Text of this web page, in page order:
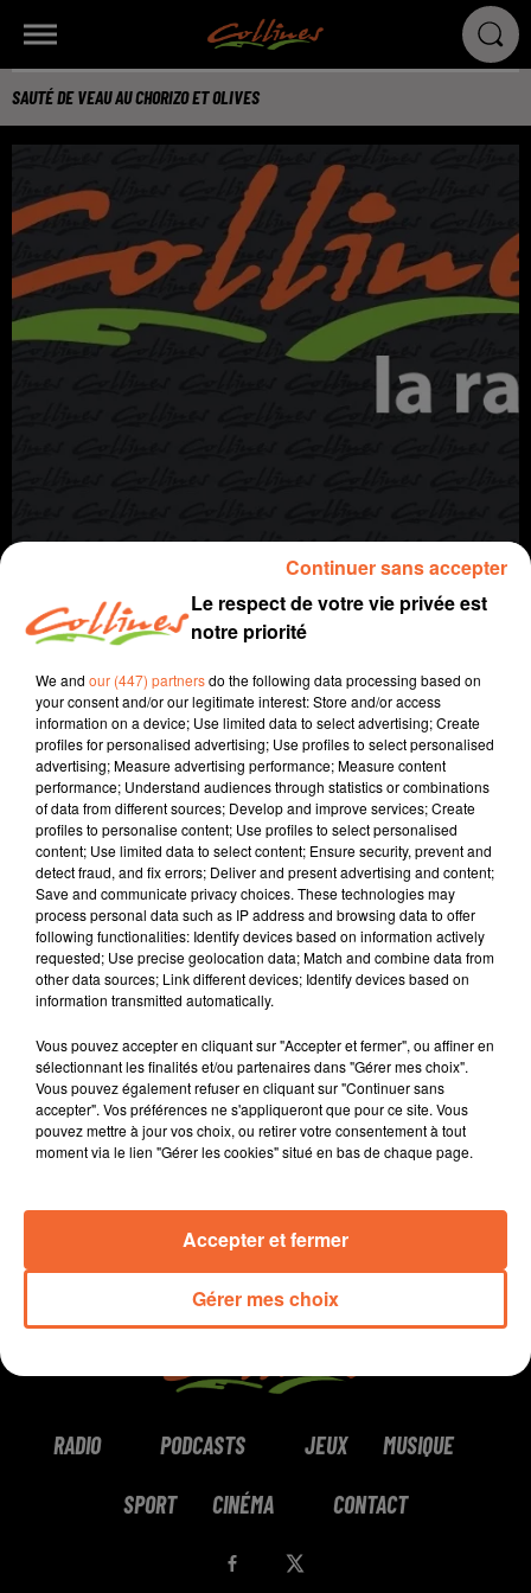
SAUTÉ DE VEAU AU CHORIZO ET OLIVES
recette cuisine
2 novembre 2024 - 5 min 17 sec
SAUTÉ DE VEAU AU CHORIZO ET OLIVES
Jacqueline Pinon
Qu'est-ce qu'on mange ?
Recette présentée par Hélène et Jacqueline.
0:00 5 min 17 sec
RADIO PODCASTS JEUX MUSIQUE
SPORT CINÉMA CONTACT
Le respect de votre vie privée est
notre priorité
We and our (447) partnersdo the following data processing based on
your consent and/or our legitimate interest: Store and/or access
information on a device; Use limited data to select advertising; Create
profiles for personalised advertising; Use profiles to select personalised
advertising; Measure advertising performance; Measure content
performance; Understand audiences through statistics or combinations
of data from different sources; Develop and improve services; Create
profiles to personalise content; Use profiles to select personalised
content; Use limited data to select content; Ensure security, prevent and
detect fraud, and fix errors; Deliver and present advertising and content;
Save and communicate privacy choices. These technologies may
process personal data such as IP address and browsing data to offer
following functionalities: Identify devices based on information actively
requested; Use precise geolocation data; Match and combine data from
other data sources; Link different devices; Identify devices based on
information transmitted automatically.
Vous pouvez accepter en cliquant sur "Accepter et fermer", ou affiner en
sélectionnant les finalités et/ou partenaires dans "Gérer mes choix".
Vous pouvez également refuser en cliquant sur "Continuer sans
accepter". Vos préférences ne s'appliqueront que pour ce site. Vous
pouvez mettre à jour vos choix, ou retirer votre consentement à tout
moment via le lien "Gérer les cookies" situé en bas de chaque page.
Gérer mes choix
Accepter et fermer
Continuer sans accepter